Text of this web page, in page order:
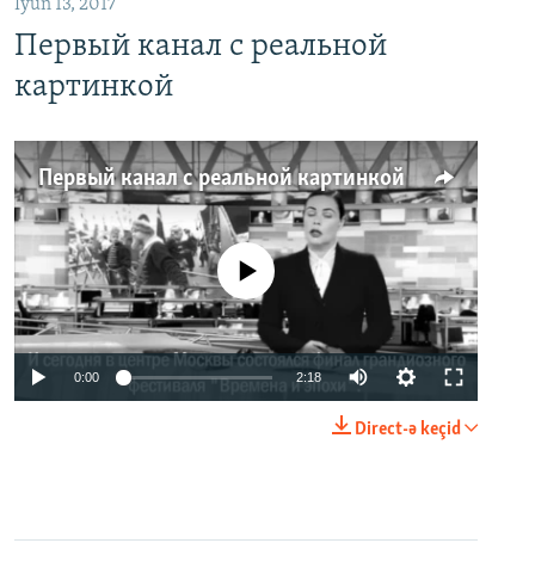
İyun 13, 2017
Первый канал с реальной
картинкой
Первый канал с реальной картинкой
No media source currently available
0:00 2:18
Direct-ə keçid